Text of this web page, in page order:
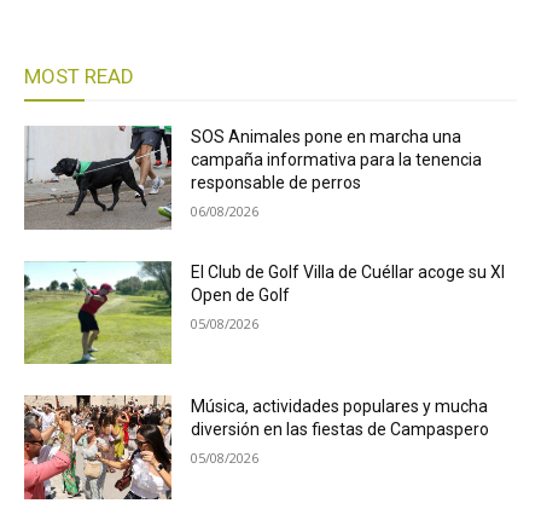
MOST READ
SOS Animales pone en marcha una
campaña informativa para la tenencia
responsable de perros
06/08/2026
El Club de Golf Villa de Cuéllar acoge su XI
Open de Golf
05/08/2026
Música, actividades populares y mucha
diversión en las fiestas de Campaspero
05/08/2026